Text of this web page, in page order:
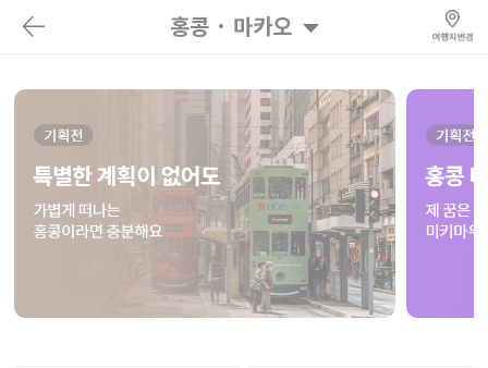
홍콩 · 마카오